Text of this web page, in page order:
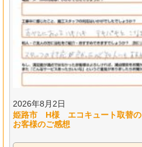
2026年8月2日
姫路市 H様 エコキュート取替の
お客様のご感想